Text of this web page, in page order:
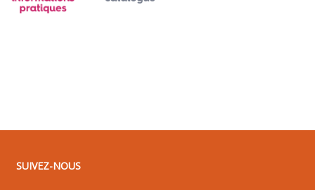
SUIVEZ-NOUS